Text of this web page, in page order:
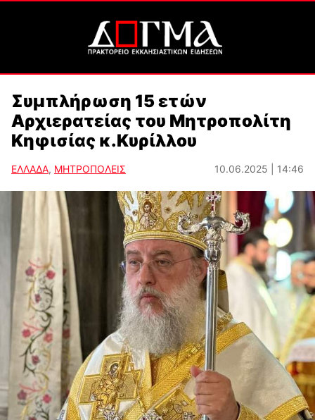
Συμπλήρωση 15 ετών
Αρχιερατείας του Μητροπολίτη
Κηφισίας κ.Κυρίλλου
ΕΛΛΑΔΑ, ΜΗΤΡΟΠΟΛΕΙΣ 10.06.2025 | 14:46